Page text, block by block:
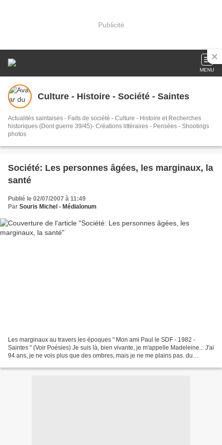
Publicité
MENU
Culture - Histoire - Société - Saintes
Actualités saintaises - Faits de société - Culture - Histoire et Recherches
historiques (Dont guerre 39/45)- Créations littéraires - Pensées - Shootings
photos
Société: Les personnes âgées, les marginaux, la
santé
Publié le 02/07/2007 à 11:49
Par Souris Michel - Médialonum
Les marginaux au travers les époques " Mon ami Paul le SDF - 1982 -
Saintes " (Voir Poésies) Je suis là, bien vivante, je m'appelle Madeleine... J'ai
94 ans, je ne vois plus que des ombres, mais je ne me plains pas. du